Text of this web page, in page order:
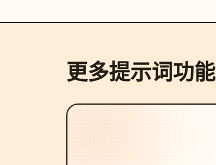
更多提示词功能